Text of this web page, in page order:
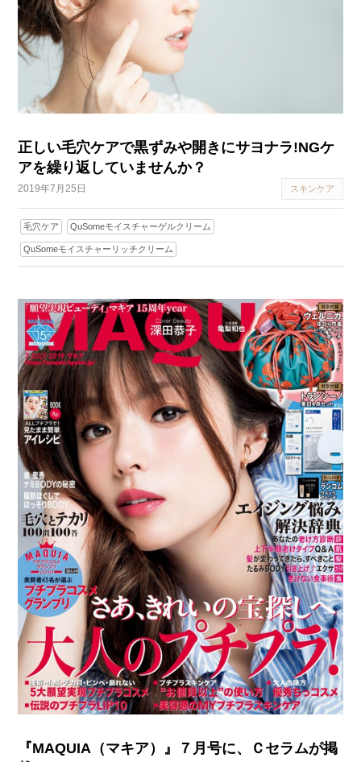
正しい毛穴ケアで黒ずみや開きにサヨナラ!NGケ
アを繰り返していませんか？
2019年7月25日 スキンケア
毛穴ケア QuSomeモイスチャーゲルクリーム
QuSomeモイスチャーリッチクリーム
『MAQUIA（マキア）』７月号に、Ｃセラムが掲